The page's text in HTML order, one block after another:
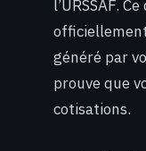
l’URSSAF.
généré par
prouve que
cotisations.